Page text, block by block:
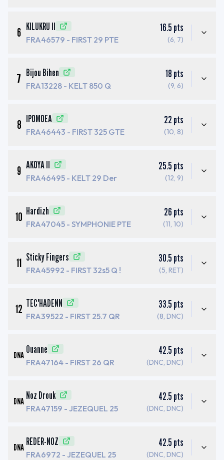
6 KILUKRU II
FRA46579 - FIRST 29 PTE
16.5 pts
(6, 7)
7 Bijou Bihen
FRA13228- KELT 850 Q
18 pts
(9, 6)
8 IPOMOEA
FRA46443 - FIRST 325 GTE
22 pts
(10, 8)
9 AKOYA II
FRA46495- KELT 29 Der
25.5 pts
(12, 9)
10 Hardizh
FRA47045 - SYMPHONIE PTE
26 pts
(11, 10)
11 Sticky Fingers
FRA45992 - FIRST 32s5 Q !
30.5 pts
(5, RET)
12 TEC'HADENN
FRA39522 - FIRST 25.7 QR
33.5 pts
(8, DNC)
DNA Ouanne
FRA47164- FIRST 26 QR
42.5 pts
(DNC, DNC)
DNA Noz Drouk
FRA47159 - JEZEQUEL 25
42.5 pts
(DNC, DNC)
DNA REDER-NOZ
FRA6972 - JEZEQUEL 25
42.5 pts
(DNC, DNC)